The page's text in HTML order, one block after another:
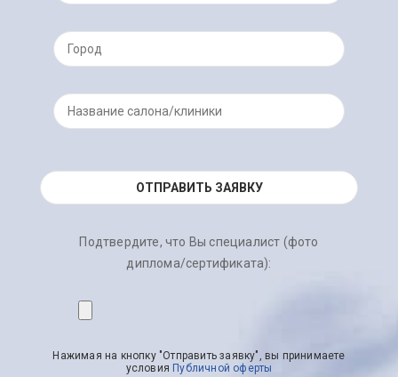
Подтвердите, что Вы специалист (фото
диплома/сертификата):
Нажимая на кнопку "Отправить заявку", вы принимаете
условия Публичной оферты